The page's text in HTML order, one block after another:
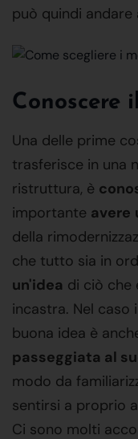
può quindi
Conoscere
Una delle prime
trasferisce in una
ristruttura, è
importante avere
della
che tutto sia in
un'idea di ciò che
incastra. Nel caso
buona idea è
passeggiata al
modo da
sentirsi a proprio
Ci sono molti